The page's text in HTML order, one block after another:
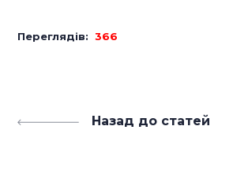
Переглядів: 366
Назад до статей